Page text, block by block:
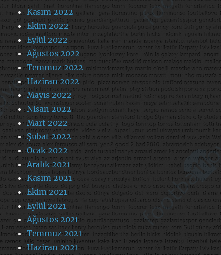
Kasım 2022
Ekim 2022
Eylül 2022
Ağustos 2022
Temmuz 2022
Haziran 2022
Mayıs 2022
Nisan 2022
Mart 2022
Şubat 2022
Ocak 2022
Aralık 2021
Kasım 2021
Ekim 2021
Eylül 2021
Ağustos 2021
Temmuz 2021
Haziran 2021